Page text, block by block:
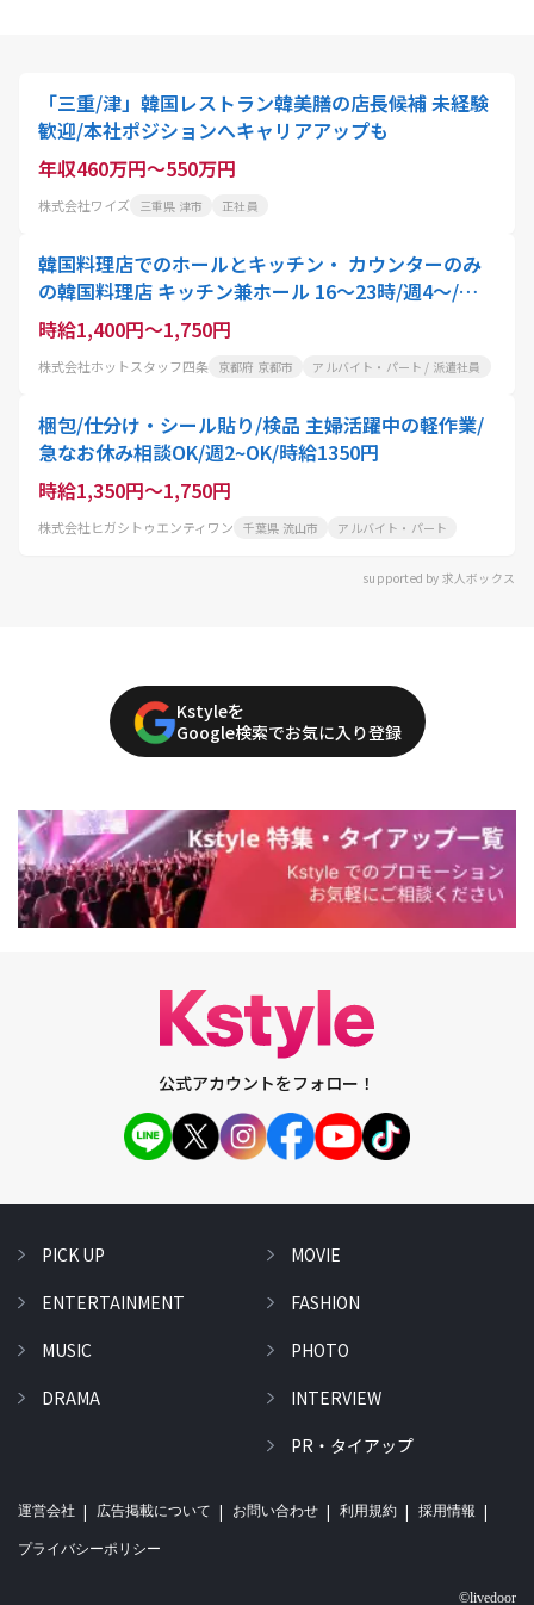
「三重/津」韓国レストラン韓美膳の店長候補 未経験
歓迎/本社ポジションへキャリアアップも
年収460万円～550万円
株式会社ワイズ 三重県 津市 正社員
韓国料理店でのホールとキッチン・ カウンターのみ
の韓国料理店 キッチン兼ホール 16～23時/週4～/時
給1400円
時給1,400円～1,750円
株式会社ホットスタッフ四条 京都府 京都市 アルバイト・パート / 派遣社員
梱包/仕分け・シール貼り/検品 主婦活躍中の軽作業/
急なお休み相談OK/週2~OK/時給1350円
時給1,350円～1,750円
株式会社ヒガシトゥエンティワン 千葉県 流山市 アルバイト・パート
supported by 求人ボックス
Kstyleを
Google検索でお気に入り登録
公式アカウントをフォロー！
PICK UP
ENTERTAINMENT
MUSIC
DRAMA
MOVIE
FASHION
PHOTO
INTERVIEW
PR・タイアップ
運営会社 広告掲載について お問い合わせ 利用規約 採用情報
プライバシーポリシー
©livedoor